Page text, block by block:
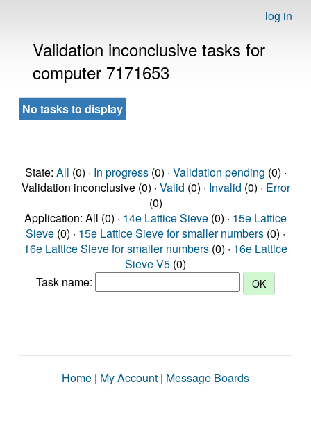
log in
Validation inconclusive tasks for
computer 7171653
No tasks to display
State: All (0) · In progress(0) · Validation pending (0) ·
Validation inconclusive (0) · Valid (0) · Invalid (0) · Error
(0)
Application: All (0) · 14e Lattice Sieve (0) · 15e Lattice
Sieve (0) · 15e Lattice Sieve for smaller numbers (0) ·
16e Lattice Sieve for smaller numbers (0) · 16e Lattice
Sieve V5 (0)
Task name:
Home | My Account | Message Boards